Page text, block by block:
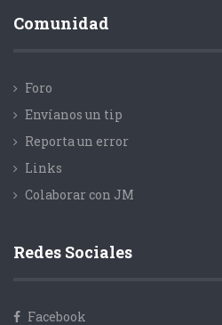
Comunidad
Foro
Envíanos un tip
Reporta un error
Links
Colaborar con JM
Redes Sociales
Facebook